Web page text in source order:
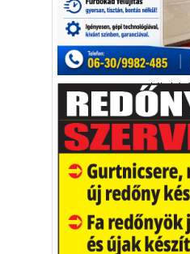
Aktuális
A streaming
nőtt az elmúlt
streaming internet kábeltévé
Kaktusz
A
sokan
Vélemény rovat